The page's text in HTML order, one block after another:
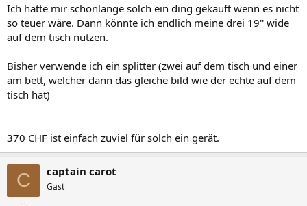
Ich hätte mir schonlange solch ein ding gekauft wenn es nicht
so teuer wäre. Dann könnte ich endlich meine drei 19'' wide
auf dem tisch nutzen.
Bisher verwende ich ein splitter (zwei auf dem tisch und einer
am bett, welcher dann das gleiche bild wie der echte auf dem
tisch hat)
370 CHF ist einfach zuviel für solch ein gerät.
C captain carot
Gast